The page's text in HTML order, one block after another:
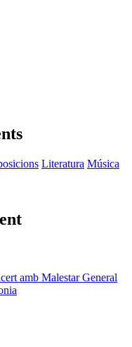
Literatura Música
amb Malestar General